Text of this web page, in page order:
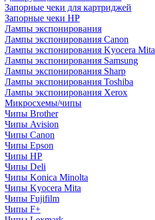
Запорные чеки для картриджей
Запорные чеки HP
Лампы экспонирования
Лампы экспонирования Canon
Лампы экспонирования Kyocera Mita
Лампы экспонирования Samsung
Лампы экспонирования Sharp
Лампы экспонирования Toshiba
Лампы экспонирования Xerox
Микросхемы/чипы
Чипы Brother
Чипы Avision
Чипы Canon
Чипы Epson
Чипы HP
Чипы Deli
Чипы Konica Minolta
Чипы Kyocera Mita
Чипы Fujifilm
Чипы F+